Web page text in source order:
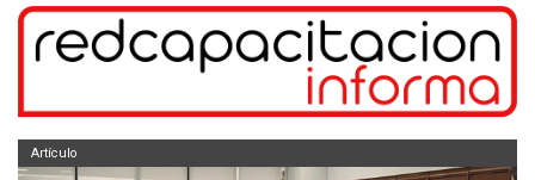
Artículo